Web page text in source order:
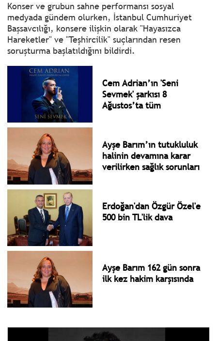
Konser ve grubun sahne performansı sosyal
medyada gündem olurken, İstanbul Cumhuriyet
Başsavcılığı, konsere ilişkin olarak "Hayasızca
Hareketler" ve "Teşhircilik" suçlarından resen
soruşturma başlatıldığını bildirdi.
Cem Adrian’ın 'Seni
Sevmek' şarkısı 8
Ağustos’ta tüm
Ayşe Barım’ın tutukluluk
halinin devamına karar
verilirken sağlık sorunları
Ekim’de yapılacak!
Erdoğan'dan Özgür Özel'e
500 bin TL'lik dava
Ayşe Barım 162 gün sonra
ilk kez hakim karşısında